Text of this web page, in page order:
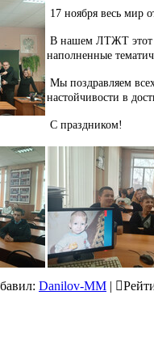
17 ноября весь мир
В нашем ЛТЖТ этот
наполненные
Мы поздравляем
настойчивости в
С праздником!
: Danilov-MM |